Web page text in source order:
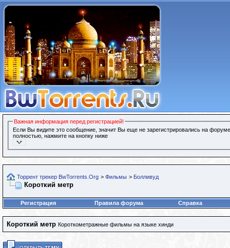
Важная информация перед регистрацией!
Если Вы видите это сообщение, значит Вы еще не зарегистрировались на
полностью, нажмите на кнопку ниже
Торрент трекер BwTorrents.Org > Фильмы > Болливуд
Короткий метр
Регистрация Правила форума Справка
Короткий метр Короткометражные фильмы на языке хинди